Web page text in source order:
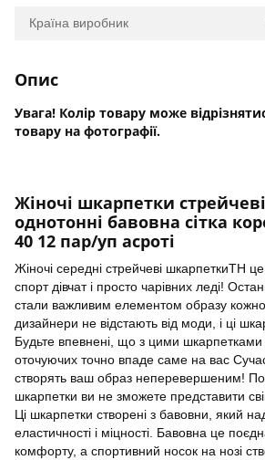
Країна виробник
Опис
Увага! Колір товару може
товару на фотографії.
Жіночі шкарпетки стрейчеві
однотонні бавовна сітка
40 12 пар/уп асроті
Жіночі середні стрейчеві шкарпеткиTH
спорт дівчат і просто чарівних леді!
стали важливим елементом образу
дизайнери не відстають від моди, і ці
Будьте впевнені, що з цими шкарпетками
оточуючих точно впаде саме на вас
створять ваш образ неперевершеним!
шкарпетки ви не зможете представити
Ці шкарпетки створені з бавовни, який
еластичності і міцності. Бавовна це
комфорту, а спортивний носок на нозі